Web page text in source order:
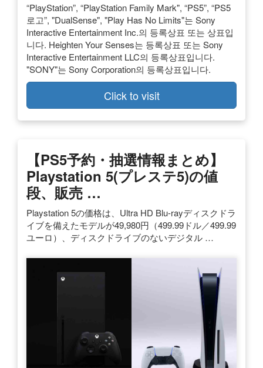
“PlayStation”, “PlayStation Family Mark", “PS5”, “PS5
로고”, "DualSense", "Play Has No Limits"는 Sony
Interactive Entertainment Inc.의 등록상표 또는 상표입
니다. Heighten Your Senses는 등록상표 또는 Sony
Interactive Entertainment LLC의 등록상표입니다.
"SONY"는 Sony Corporation의 등록상표입니다.
Click to visit
【PS5予約・抽選情報まとめ】
Playstation 5(プレステ5)の値
段、販売 …
Playstation 5の価格は、Ultra HD Blu-rayディスクドラ
イブを備えたモデルが49,980円（499.99ドル／499.99
ユーロ）、ディスクドライブのないデジタル …